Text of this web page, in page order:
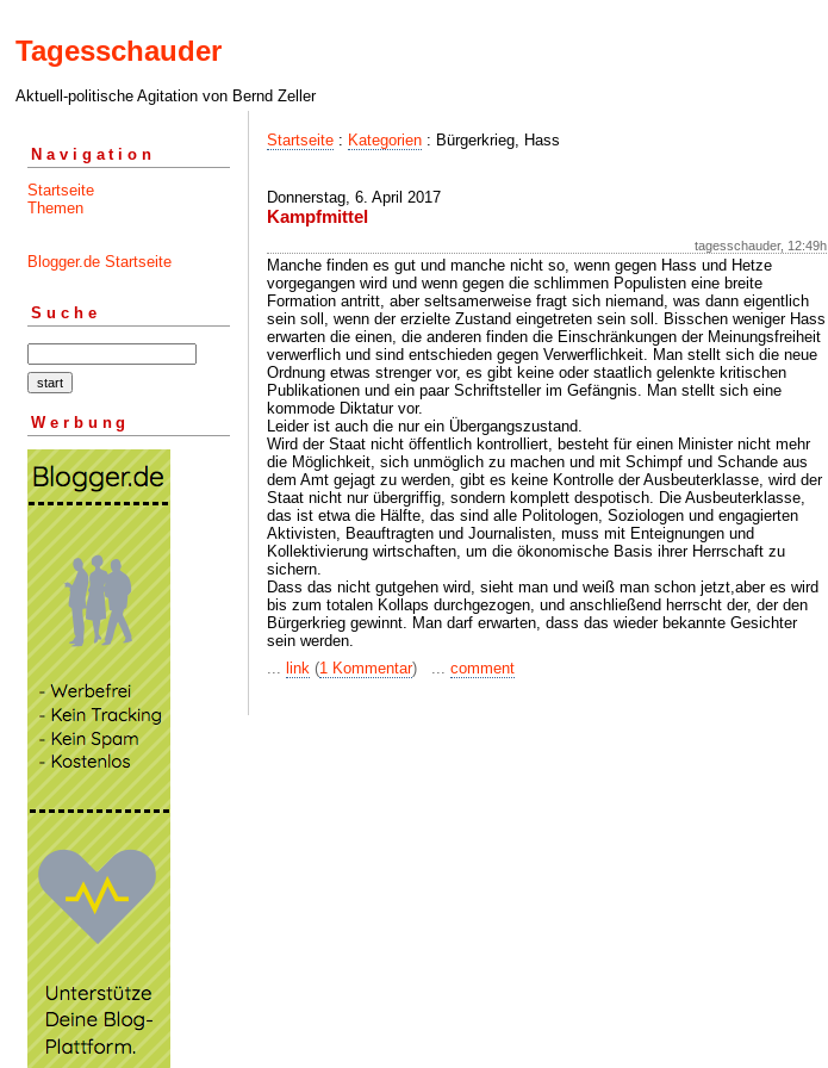
Tagesschauder
Aktuell-politische Agitation von Bernd Zeller
Navigation
Startseite
Themen
Blogger.de Startseite
Suche
Werbung
Startseite : Kategorien : Bürgerkrieg, Hass
Donnerstag, 6. April 2017
Kampfmittel
tagesschauder, 12:49h
Manche finden es gut und manche nicht so, wenn gegen Hass und Hetze
vorgegangen wird und wenn gegen die schlimmen Populisten eine breite
Formation antritt, aber seltsamerweise fragt sich niemand, was dann eigentlich
sein soll, wenn der erzielte Zustand eingetreten sein soll. Bisschen weniger Hass
erwarten die einen, die anderen finden die Einschränkungen der Meinungsfreiheit
verwerflich und sind entschieden gegen Verwerflichkeit. Man stellt sich die neue
Ordnung etwas strenger vor, es gibt keine oder staatlich gelenkte kritischen
Publikationen und ein paar Schriftsteller im Gefängnis. Man stellt sich eine
kommode Diktatur vor.
Leider ist auch die nur ein Übergangszustand.
Wird der Staat nicht öffentlich kontrolliert, besteht für einen Minister nicht mehr
die Möglichkeit, sich unmöglich zu machen und mit Schimpf und Schande aus
dem Amt gejagt zu werden, gibt es keine Kontrolle der Ausbeuterklasse, wird der
Staat nicht nur übergriffig, sondern komplett despotisch. Die Ausbeuterklasse,
das ist etwa die Hälfte, das sind alle Politologen, Soziologen und engagierten
Aktivisten, Beauftragten und Journalisten, muss mit Enteignungen und
Kollektivierung wirtschaften, um die ökonomische Basis ihrer Herrschaft zu
sichern.
Dass das nicht gutgehen wird, sieht man und weiß man schon jetzt,aber es wird
bis zum totalen Kollaps durchgezogen, und anschließend herrscht der, der den
Bürgerkrieg gewinnt. Man darf erwarten, dass das wieder bekannte Gesichter
sein werden.
... link (1 Kommentar) ... comment